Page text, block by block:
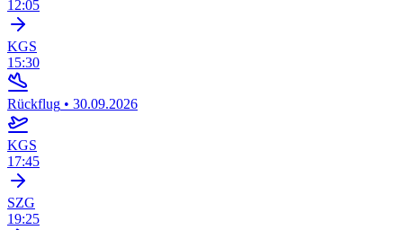
12:05
KGS
15:30
Rückflug • 30.09.2026
KGS
17:45
SZG
19:25